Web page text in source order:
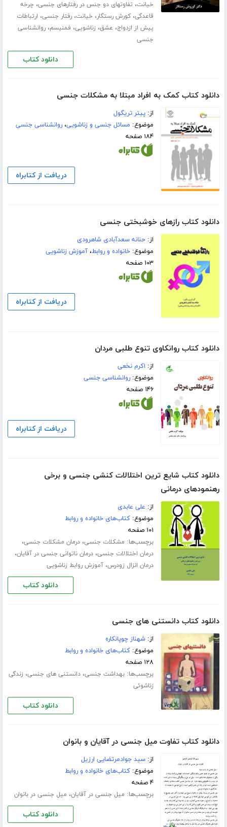
خیانت، تفاوتهای دو جنس در رفتارهای جنسی، چرخه
قاعدگی،کورش رستگار، خیانت،رفتار جنسی، ارتباطات
پیش از ازدواج، عشق، زناشویی، فمنیسم،روانشناسی
جنسی
دانلود کتاب
دانلود کتاب کمک به افراد مبتلا به مشکلات جنسی
از:پیتر تریگول
موضوع: مسائل جنسی و زناشویی،روانشناسی جنسی
۱۸۴ صفحه
دریافت از کتابراه
دانلود کتاب رازهای خوشبختی جنسی
از:حنانه سعدآبادی شاهرودی
موضوع:خانواده و روابط،آموزش زناشویی
۱۰۳ صفحه
دریافت از کتابراه
دانلود کتاب روانکاوی تنوع طلبی مردان
از: اکرم نخعی
موضوع:روانشناسی جنسی
۱۴۶ صفحه
دریافت از کتابراه
دانلود کتاب شایع ترین اختلالات کنشی جنسی و برخی
رهنمودهای درمانی
از: علی عابدی
موضوع:کتاب‌های خانواده و روابط
۱۰۱ صفحه
برچسب‌ها: مشکلات جنسی،درمان مشکلات جنسی،
درمان اختلالات جنسی،درمان ناتوانی جنسی در آقایان،
درمان انزال زودرس،آموزش روابط زناشویی
دانلود کتاب
دانلود کتاب دانستنی های جنسی
از:شهناز چوپانکاره
موضوع:کتاب‌های خانواده و روابط
۱۲۸ صفحه
برچسب‌ها:بهداشت جنسی،دانستنی های جنسی، زندگی
زناشوئی
دانلود کتاب
دانلود کتاب تفاوت میل جنسی در آقایان و بانوان
از:سید جوادمرتضایی ارزیل
موضوع:کتاب‌های خانواده و روابط
۴ صفحه
برچسب‌ها: میل جنسی در آقایان، میل جنسی در بانوان
دانلود کتاب